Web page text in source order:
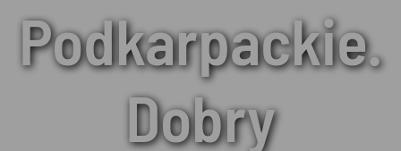
Podkarpackie.
Dobry